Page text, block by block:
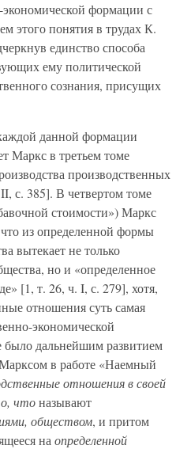
формации с
этого понятия в трудах К.
единство способа
ему политической
сознания, присущих
данной формации
Маркс в третьем томе
производственных
с. 385]. В четвертом томе
стоимости») Маркс
из определенной формы
вытекает не только
но и «определенное
[1, т. 26, ч. I, с. 279], хотя,
отношения суть самая
экономической
дальнейшим развитием
в работе «Наемный
отношения в своей
чтоназывают
обществом, и притом
на определенной